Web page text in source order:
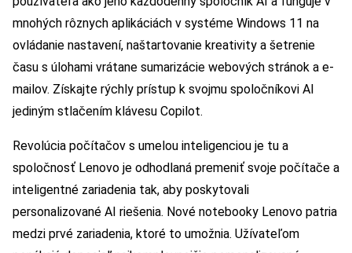
mnohých rôznych aplikáciách v systéme Windows 11 na
ovládanie nastavení, naštartovanie kreativity a šetrenie
času s úlohami vrátane sumarizácie webových stránok a e-
mailov. Získajte rýchly prístup k svojmu spoločníkovi AI
jediným stlačením klávesu Copilot.
Revolúcia počítačov s umelou inteligenciou je tu a
spoločnosť Lenovo je odhodlaná premeniť svoje počítače a
inteligentné zariadenia tak, aby poskytovali
personalizované AI riešenia. Nové notebooky Lenovo patria
medzi prvé zariadenia, ktoré to umožnia. Užívateľom